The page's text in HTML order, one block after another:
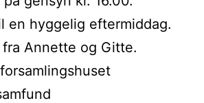
en hyggelig eftermiddag.
Annette og Gitte.